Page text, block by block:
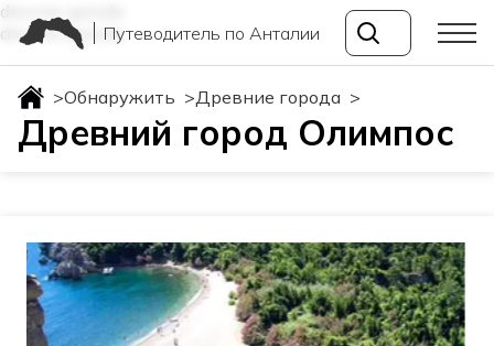
drevnie-goroda
drevnie-gorodaПутеводитель по Анталии
>Обнаружить >Древние города >
Древний город Олимпос